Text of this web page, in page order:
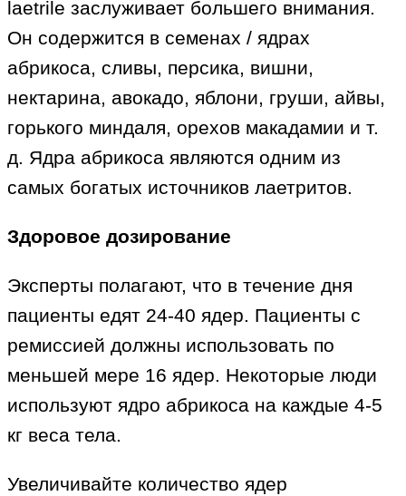
laetrile заслуживает большего внимания.
Он содержится в семенах / ядрах
абрикоса, сливы, персика, вишни,
нектарина, авокадо, яблони, груши, айвы,
горького миндаля, орехов макадамии и т.
д. Ядра абрикоса являются одним из
самых богатых источников лаетритов.
Здоровое дозирование
Эксперты полагают, что в течение дня
пациенты едят 24-40 ядер. Пациенты с
ремиссией должны использовать по
меньшей мере 16 ядер. Некоторые люди
используют ядро ​​абрикоса на каждые 4-5
кг веса тела.
Увеличивайте количество ядер